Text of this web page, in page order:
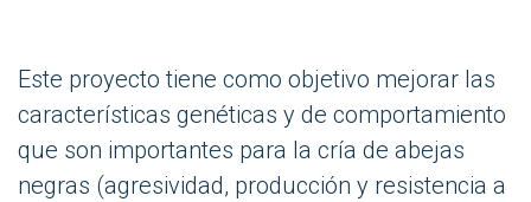
Este proyecto tiene como objetivo mejorar las
características genéticas y de comportamiento
que son importantes para la cría de abejas
negras (agresividad, producción y resistencia a